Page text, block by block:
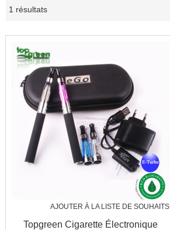
1 résultats
AJOUTER À LA LISTE DE SOUHAITS
Topgreen Cigarette Électronique